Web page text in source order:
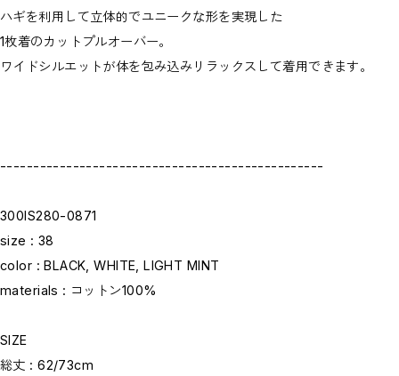
ハギを利用して立体的でユニークな形を実現した
1枚着のカットプルオーバー。
ワイドシルエットが体を包み込みリラックスして着用できます。
-------------------------------------------------
300IS280-0871
size : 38
color : BLACK, WHITE, LIGHT MINT
materials : コットン100%
SIZE
総丈 : 62/73cm